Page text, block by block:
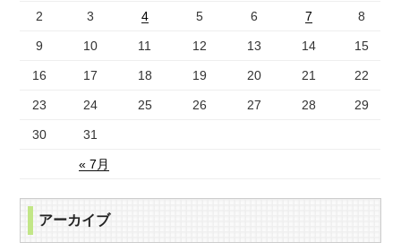
« 7月
2 3 4 5 6 7 8
9 10 11 12 13 14 15
16 17 18 19 20 21 22
23 24 25 26 27 28 29
30 31
アーカイブ